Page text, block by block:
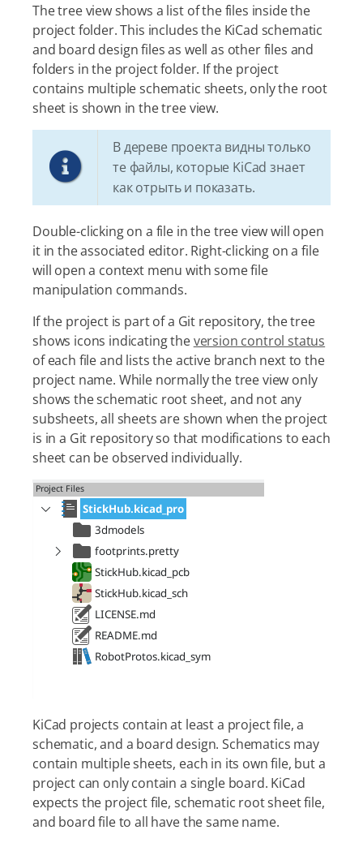
The tree view shows a list of the files inside the
project folder. This includes the KiCad schematic
and board design files as well as other files and
folders in the project folder. If the project
contains multiple schematic sheets, only the root
sheet is shown in the tree view.
В дереве проекта видны только
те файлы, которые KiCad знает
как отрыть и показать.
Double-clicking on a file in the tree view will open
it in the associated editor. Right-clicking on a file
will open a context menu with some file
manipulation commands.
If the project is part of a Git repository, the tree
shows icons indicating theversion control status
of each file and lists the active branch next to the
project name. While normally the tree view only
shows the schematic root sheet, and not any
subsheets, all sheets are shown when the project
is in a Git repository so that modifications to each
sheet can be observed individually.
KiCad projects contain at least a project file, a
schematic, and a board design. Schematics may
contain multiple sheets, each in its own file, but a
project can only contain a single board. KiCad
expects the project file, schematic root sheet file,
and board file to all have the same name.